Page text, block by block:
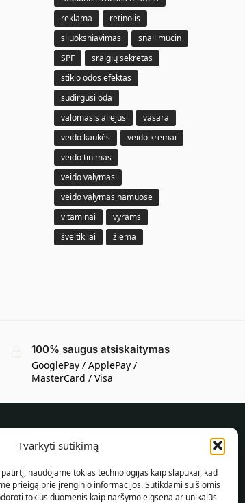
Tvarkyti sutikimą
naudojame tokias technologijas kaip slapukai, kad
prieigą prie įrenginio informacijos. Sutikdami su šiomis
tokius duomenis kaip naršymo elgsena ar unikalūs
reklama
retinolis
sliuoksniavimas
snail mucin
SPF
sraigių sekretas
stiklo odos efektas
sudirgusi oda
valomasis aliejus
vasara
veido kaukės
veido kremai
veido tinimas
veido valymas
veido valymas namuose
vitaminai
vyrams
šveitikliai
žiema
100% saugus atsiskaitymas
GooglePay / ApplePay /
MasterCard / Visa
INFORMACIJA PIRKĖJUI
Pristatymo sąlygos
Taisyklės ir sąlygos